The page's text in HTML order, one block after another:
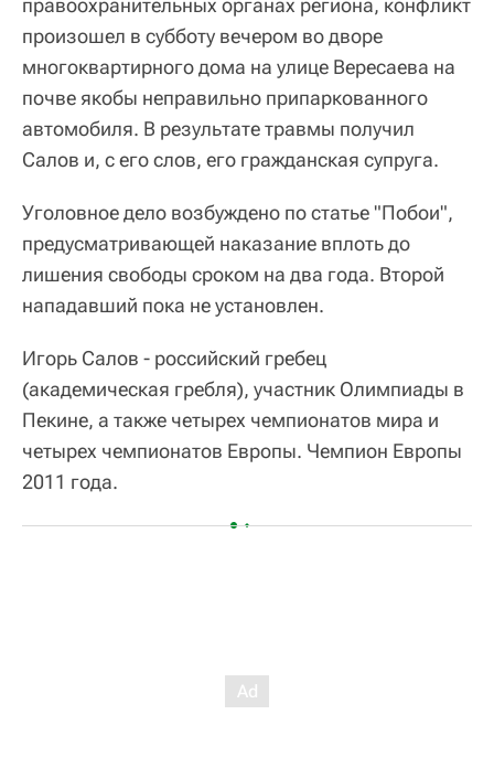
правоохранительных органах региона, конфликт
произошел в субботу вечером во дворе
многоквартирного дома на улице Вересаева на
почве якобы неправильно припаркованного
автомобиля. В результате травмы получил
Салов и, с его слов, его гражданская супруга.
Уголовное дело возбуждено по статье "Побои",
предусматривающей наказание вплоть до
лишения свободы сроком на два года. Второй
нападавший пока не установлен.
Игорь Салов - российский гребец
(академическая гребля), участник Олимпиады в
Пекине, а также четырех чемпионатов мира и
четырех чемпионатов Европы. Чемпион Европы
2011 года.